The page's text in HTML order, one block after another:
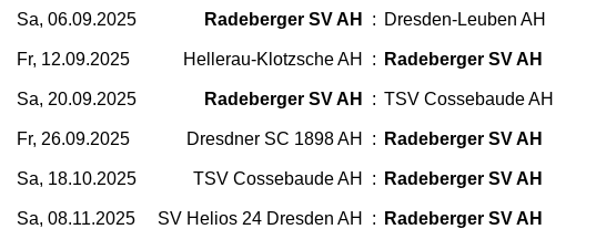
Sa, 06.09.2025 Radeberger SV AH : Dresden-Leuben AH
Fr, 12.09.2025 Hellerau-Klotzsche AH : Radeberger SV AH
Sa, 20.09.2025 Radeberger SV AH : TSV Cossebaude AH
Fr, 26.09.2025 Dresdner SC 1898 AH : Radeberger SV AH
Sa, 18.10.2025 TSV Cossebaude AH : Radeberger SV AH
Sa, 08.11.2025 SV Helios 24 Dresden AH : Radeberger SV AH